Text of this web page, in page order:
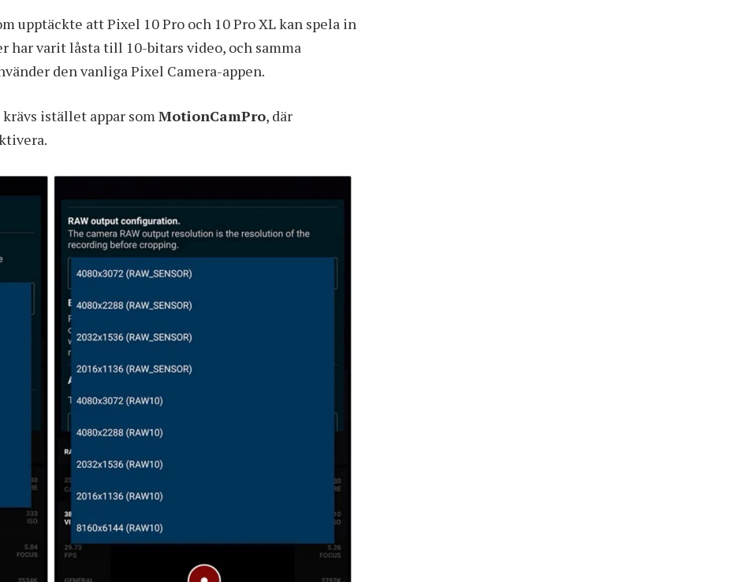
upptäckte att Pixel 10 Pro och 10 Pro XL kan spela in
har varit låsta till 10-bitars video, och samma
den vanliga Pixel Camera-appen.
istället appar somMotionCamPro, där